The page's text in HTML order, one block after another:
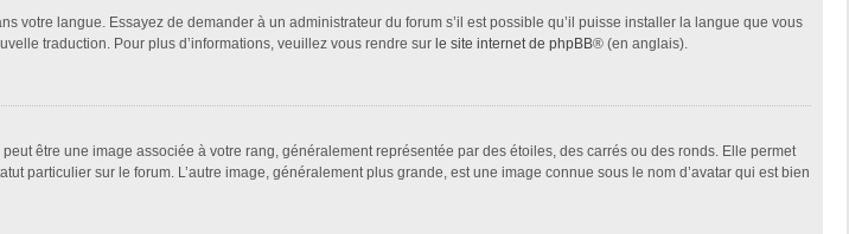
votre langue. Essayez de demander à un administrateur du forum s’il est possible qu’il puisse installer la langue que vous
traduction. Pour plus d’informations, veuillez vous rendre sur le site internet de phpBB® (en anglais).
être une image associée à votre rang, généralement représentée par des étoiles, des carrés ou des ronds. Elle permet
particulier sur le forum. L’autre image, généralement plus grande, est une image connue sous le nom d’avatar qui est bien